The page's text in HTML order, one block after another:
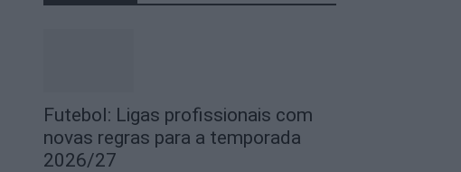
Futebol: Ligas profissionais com
novas regras para a temporada
2026/27